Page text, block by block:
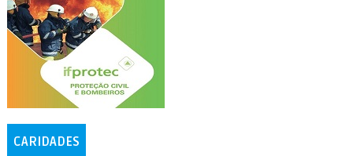
CARIDADES